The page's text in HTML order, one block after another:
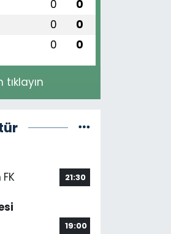
0 0
0 0
0 0
21:30
19:00